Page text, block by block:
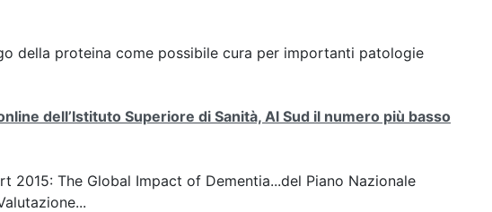
della proteina come possibile cura per importanti patologie
dell’Istituto Superiore di Sanità, Al Sud il numero più basso
2015: The Global Impact of Dementia...del Piano Nazionale